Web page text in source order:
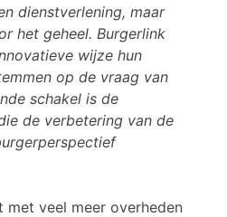
dienstverlening, maar
het geheel. Burgerlink
wijze hun
op de vraag van
schakel is de
de verbetering van de
met veel meer overheden